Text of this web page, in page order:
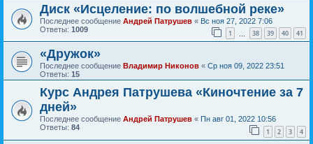
Диск «Исцеление: по волшебной реке»
Последнее сообщение Андрей Патрушев « Вс ноя 27, 2022 7:06
Ответы: 1009 1 38 39 40 41
«Дружок»
Последнее сообщение Владимир Никонов « Ср ноя 09, 2022 23:51
Ответы: 15
Курс Андрея Патрушева «Киночтение за 7
дней»
Последнее сообщение Андрей Патрушев « Пн авг 01, 2022 10:56
Ответы: 84 1 2 3 4